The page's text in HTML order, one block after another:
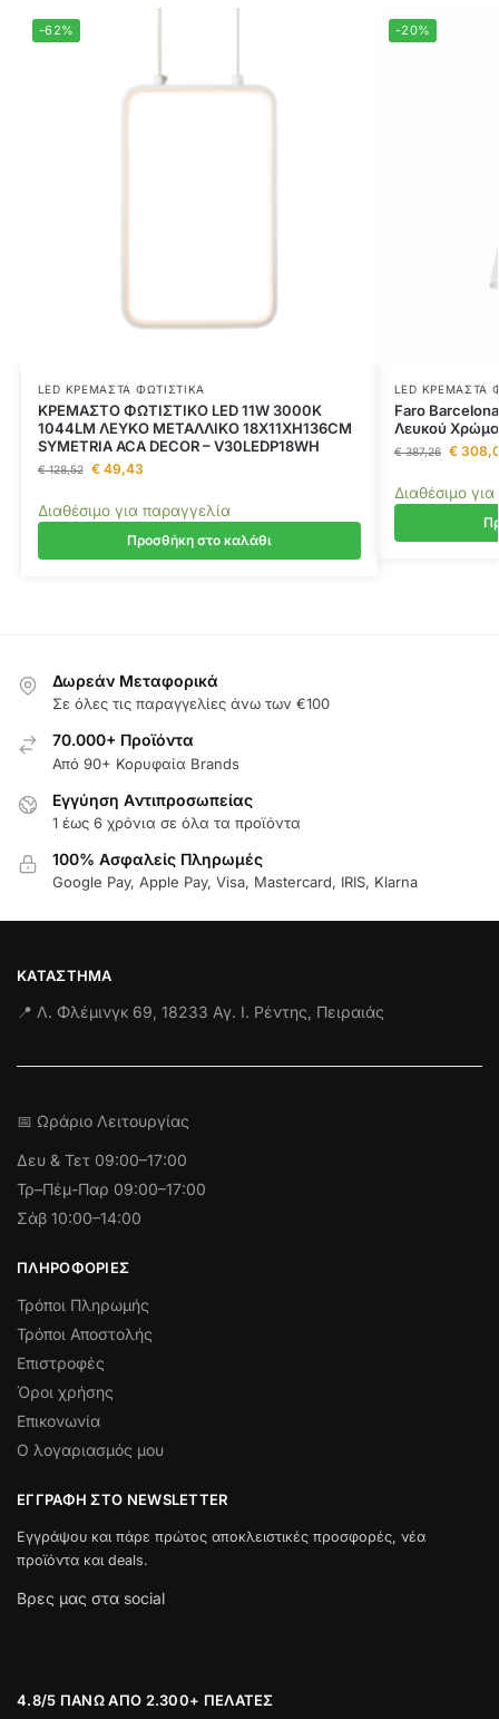
-62%
LED ΚΡΕΜΑΣΤΆ ΦΩΤΙΣΤΙΚΆ
ΚΡΕΜΑΣΤΟ ΦΩΤΙΣΤΙΚΟ LED 11W 3000K
1044LM ΛΕΥΚΟ ΜΕΤΑΛΛΙΚΟ 18X11XH136CM
SYMETRIA ACA DECOR – V30LEDP18WH
€128,52 €49,43
Διαθέσιμο για παραγγελία
Προσθήκη στο καλάθι
-20%
LED ΚΡΕΜΑΣΤΆ
Faro
Λευκού
€387,26 €
Διαθέσιμο
Δωρεάν Μεταφορικά
Σε όλες τις παραγγελίες άνω των €100
70.000+ Προϊόντα
Από 90+ Κορυφαία Brands
Εγγύηση Aντιπροσωπείας
1 έως 6 χρόνια σε όλα τα προϊόντα
100% Ασφαλείς Πληρωμές
Google Pay, Apple Pay, Visa, Mastercard, IRIS, Klarna
ΚΑΤΆΣΤΗΜΑ
📍 Λ. Φλέμινγκ 69, 18233 Αγ. Ι. Ρέντης, Πειραιάς
📅 Ωράριο Λειτουργίας
Δευ & Τετ 09:00–17:00
Τρ–Πέμ-Παρ 09:00–17:00
Σάβ 10:00–14:00
ΠΛΗΡΟΦΟΡΊΕΣ
Τρόποι Πληρωμής
Τρόποι Αποστολής
Επιστροφές
Όροι χρήσης
Επικονωνία
Ο λογαριασμός μου
ΕΓΓΡΑΦΉ ΣΤΟ NEWSLETTER
Εγγράψου και πάρε πρώτος αποκλειστικές προσφορές, νέα
προϊόντα και deals.
Βρες μας στα social
4.8/5 ΠΆΝΩ ΑΠΌ 2.300+ ΠΕΛΆΤΕΣ